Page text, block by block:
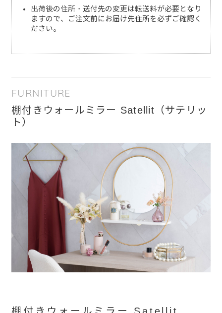
出荷後の住所・送付先の変更は転送料が必要となり
ますので、ご注文前にお届け先住所を必ずご確認く
ださい。
FURNITURE
棚付きウォールミラー Satellit（サテリッ
ト）